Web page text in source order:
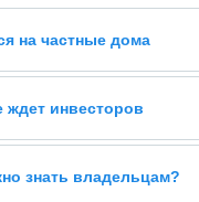
на частные дома
инвесторов
знать владельцам?